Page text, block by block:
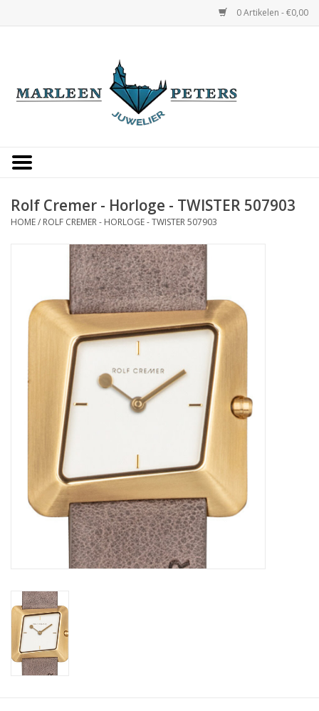
0 Artikelen - €0,00
Occasions
Trouwringen
Overige
Merken
Cadeaukaarten
Rolf Cremer - Horloge - TWISTER 507903
HOME/ ROLF CREMER - HORLOGE - TWISTER 507903